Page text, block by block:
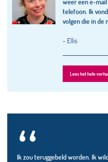
telefoon. Ik
volgen die in de
- Ellis
Lees het hele
Ik zou teruggebeld worden. Ik